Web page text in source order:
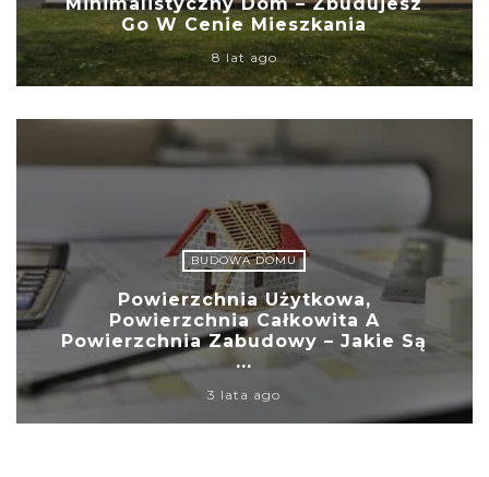
Minimalistyczny Dom – Zbudujesz
Go W Cenie Mieszkania
8 lat ago
BUDOWA DOMU
Powierzchnia Użytkowa,
Powierzchnia Całkowita A
Powierzchnia Zabudowy – Jakie Są
...
3 lata ago